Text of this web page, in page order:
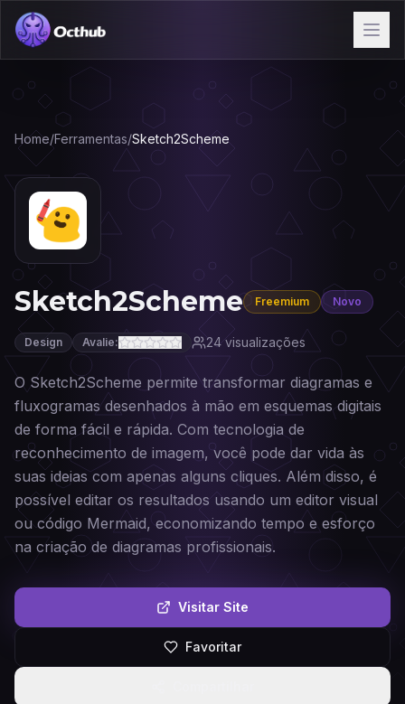
Home/Ferramentas/Sketch2Scheme
Sketch2Scheme Freemium Novo
Design Avalie: 24visualizações
O Sketch2Scheme permite transformar diagramas e
fluxogramas desenhados à mão em esquemas digitais
de forma fácil e rápida. Com tecnologia de
reconhecimento de imagem, você pode dar vida às
suas ideias com apenas alguns cliques. Além disso, é
possível editar os resultados usando um editor visual
ou código Mermaid, economizando tempo e esforço
na criação de diagramas profissionais.
Visitar Site
Favoritar